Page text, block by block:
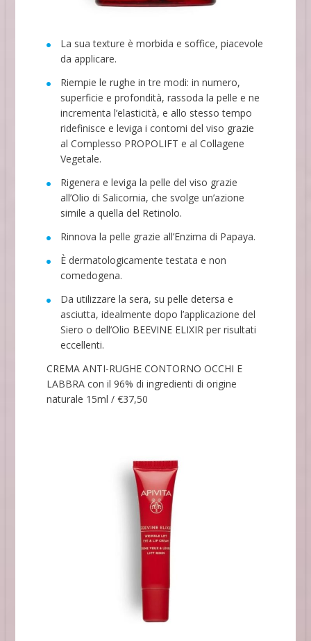
La sua texture è morbida e soffice, piacevole
da applicare.
Riempie le rughe in tre modi: in numero,
superficie e profondità, rassoda la pelle e ne
incrementa l’elasticità, e allo stesso tempo
ridefinisce e leviga i contorni del viso grazie
al Complesso PROPOLIFT e al Collagene
Vegetale.
Rigenera e leviga la pelle del viso grazie
all’Olio di Salicornia, che svolge un’azione
simile a quella del Retinolo.
Rinnova la pelle grazie all’Enzima di Papaya.
È dermatologicamente testata e non
comedogena.
Da utilizzare la sera, su pelle detersa e
asciutta, idealmente dopo l’applicazione del
Siero o dell’Olio BEEVINE ELIXIR per risultati
eccellenti.
CREMA ANTI-RUGHE CONTORNO OCCHI E
LABBRA con il 96% di ingredienti di origine
naturale 15ml / €37,50